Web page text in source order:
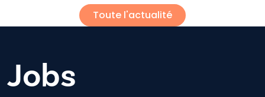
Toute l'actualité
Jobs